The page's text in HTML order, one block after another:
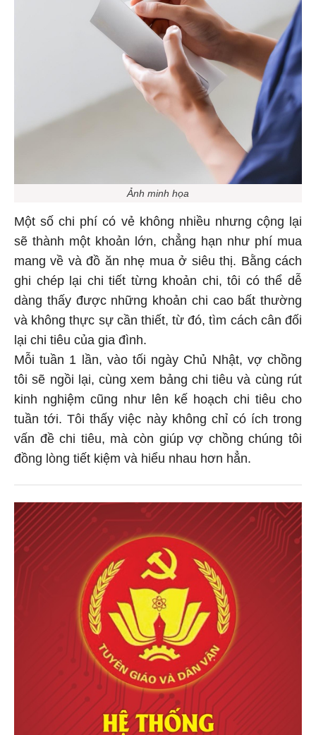
Ảnh minh họa
Một số chi phí có vẻ không nhiều nhưng cộng lại
sẽ thành một khoản lớn, chẳng hạn như phí mua
mang về và đồ ăn nhẹ mua ở siêu thị. Bằng cách
ghi chép lại chi tiết từng khoản chi, tôi có thể dễ
dàng thấy được những khoản chi cao bất thường
và không thực sự cần thiết, từ đó, tìm cách cân đối
lại chi tiêu của gia đình.
Mỗi tuần 1 lần, vào tối ngày Chủ Nhật, vợ chồng
tôi sẽ ngồi lại, cùng xem bảng chi tiêu và cùng rút
kinh nghiệm cũng như lên kế hoạch chi tiêu cho
tuần tới. Tôi thấy việc này không chỉ có ích trong
vấn đề chi tiêu, mà còn giúp vợ chồng chúng tôi
đồng lòng tiết kiệm và hiểu nhau hơn hẳn.